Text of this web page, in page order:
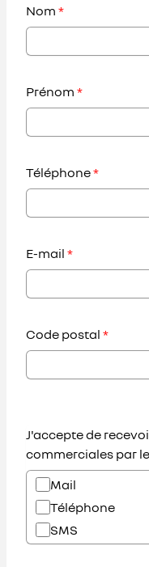
Nom *
Prénom *
Téléphone*
E-mail *
Code postal *
J'accepte de
commerciales par
Mail
Téléphone
SMS